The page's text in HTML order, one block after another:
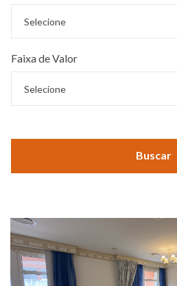
Selecione
Faixa de Valor
Selecione
Buscar